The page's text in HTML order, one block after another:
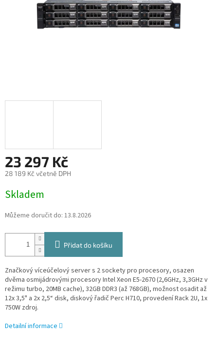
23 297 Kč
28 189 Kč včetně DPH
cena:
Skladem
Můžeme doručit do: 13.8.2026
Přidat do košíku
Značkový víceúčelový server s 2 sockety pro procesory, osazen
dvěma osmijádrovými procesory Intel Xeon E5-2670(2,6GHz, 3,3GHz v
režimu turbo, 20MB cache), 32GB DDR3 (až 768GB), možnost osadit až
12x 3,5" a 2x 2,5“ disk, diskový řadič Perc H710, provedení Rack 2U, 1x
750W zdroj.
Detailní informace